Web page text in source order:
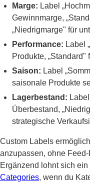
Marge: Label
Gewinnmarge,
„Niedrigmarge" für
Performance: Label
Produkte, „Standard"
Saison: Label
saisonale Produkte
Lagerbestand:
Überbestand,
strategische
Custom Labels
anzupassen, ohne
Ergänzend lohnt sich
Categories, wenn du